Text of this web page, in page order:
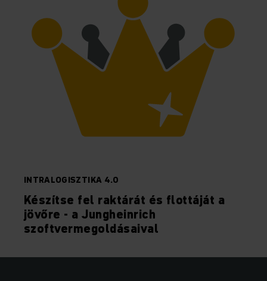
INTRALOGISZTIKA 4.0
Készítse fel raktárát és flottáját a
jövőre - a Jungheinrich
szoftvermegoldásaival